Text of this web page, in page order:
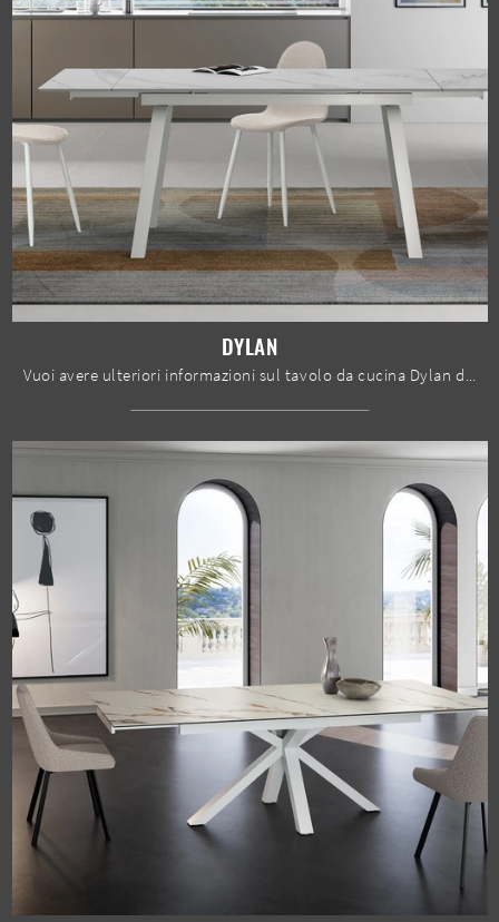
DYLAN
Vuoi avere ulteriori informazioni sul tavolo da cucina Dylan di Stones? Clicca e ottieni informazioni sui modelli allungabili della firma.